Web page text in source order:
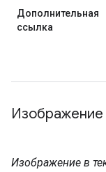
Дополнительная
ссылка
Изображение
Изображение в